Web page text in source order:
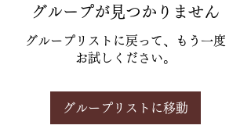
グループが見つかりません
グループリストに戻って、もう一度
お試しください。
グループリストに移動